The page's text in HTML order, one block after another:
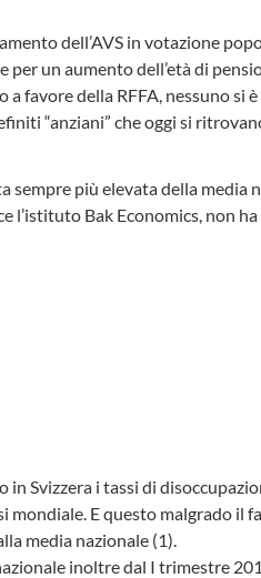
dell’AVS in votazione
un aumento dell’età di
favore della RFFA, nessuno si
“anziani” che oggi si
sempre più elevata della media
l’istituto Bak Economics, non
Svizzera i tassi di
mondiale. E questo malgrado il
media nazionale (1).
inoltre dal I trimestre